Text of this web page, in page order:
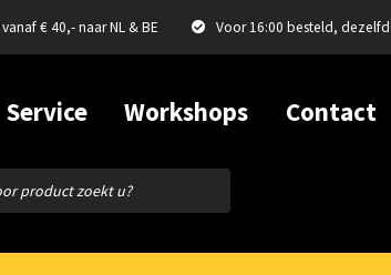
€ 40,- naar NL & BE Voor 16:00 besteld,
Service Workshops Contact